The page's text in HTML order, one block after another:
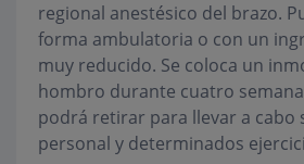
regional anestésico del brazo.
forma ambulatoria o con un
muy reducido. Se coloca un
hombro durante cuatro
podrá retirar para llevar a cabo
personal y determinados